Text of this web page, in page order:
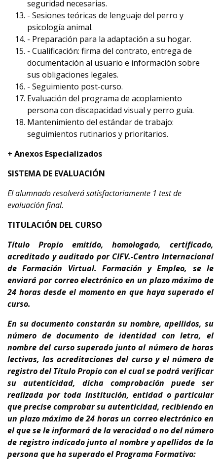
seguridad necesarias.
- Sesiones teóricas de lenguaje del perro y
psicología animal.
- Preparación para la adaptación a su hogar.
- Cualificación: firma del contrato, entrega de
documentación al usuario e información sobre
sus obligaciones legales.
- Seguimiento post-curso.
Evaluación del programa de acoplamiento
persona con discapacidad visual y perro guía.
Mantenimiento del estándar de trabajo:
seguimientos rutinarios y prioritarios.
+ Anexos Especializados
SISTEMA DE EVALUACIÓN
El alumnado resolverá satisfactoriamente 1 test de
evaluación final.
TITULACIÓN DEL CURSO
Título Propio emitido, homologado, certificado,
acreditado y auditado por CIFV.-Centro Internacional
de Formación Virtual. Formación y Empleo, se le
enviará por correo electrónico en un plazo máximo de
24 horas desde el momento en que haya superado el
curso.
En su documentoconstarán su nombre, apellidos, su
número de documento de identidad con letra, el
nombre del curso superado junto al número de horas
lectivas, las acreditaciones del curso y el número de
registro del Título Propio con el cual se podrá verificar
su autenticidad, dicha comprobación puede ser
realizada por toda institución, entidad o particular
que precise comprobar su autenticidad, recibiendo en
un plazo máximo de 24 horas un correo electrónico en
el que se le informará de la veracidad o no del número
de registro indicado junto al nombre y apellidos de la
persona que ha superado el Programa Formativo: